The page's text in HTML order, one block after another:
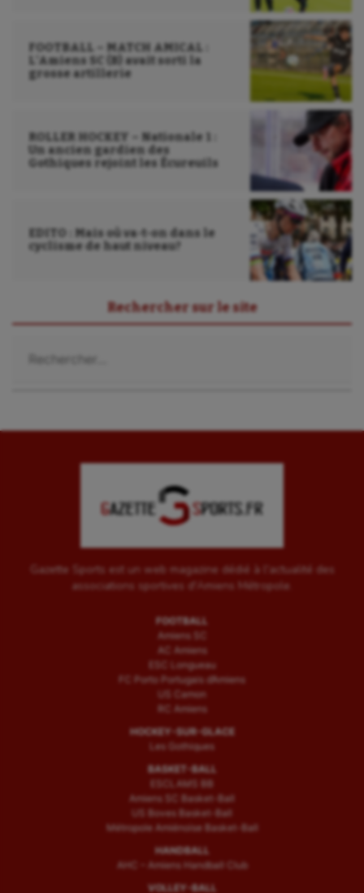
Tir à l'arc
Triathlon
UNSS
Voile
Water-polo
FOOTBALL – MATCH AMICAL :
L’Amiens SC (B) avait sorti la
grosse artillerie
ROLLER HOCKEY – Nationale 1 :
Un ancien gardien des
Gothiques rejoint les Écureuils
EDITO : Mais où va-t-on dans le
cyclisme de haut niveau?
Rechercher sur le site
Gazette Sports est un web magazine dédié à l'actualité des
associations sportives d'Amiens Métropole.
FOOTBALL
Amiens SC
AC Amiens
ESC Longueau
FC Porto Portugais d’Amiens
US Camon
RC Amiens
HOCKEY-SUR-GLACE
Les Gothiques
BASKET-BALL
ESCLAMS BB
Amiens SC Basket-Ball
US Boves Basket-Ball
Métropole Amiénoise Basket-Ball
HANDBALL
AHC – Amiens Handball Club
VOLLEY-BALL